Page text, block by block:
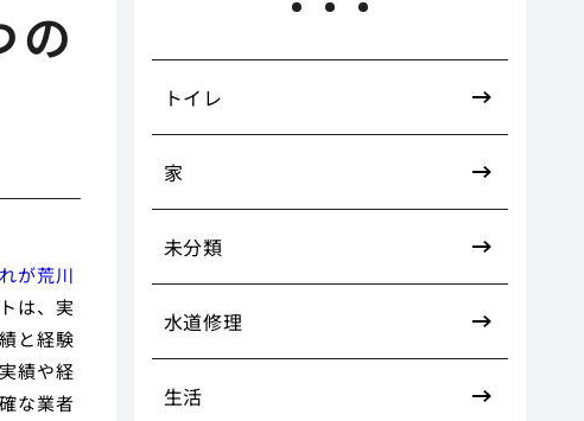
の
が荒川
は、実
と経験
績や経
な業者
トイレ
家
未分類
水道修理
生活